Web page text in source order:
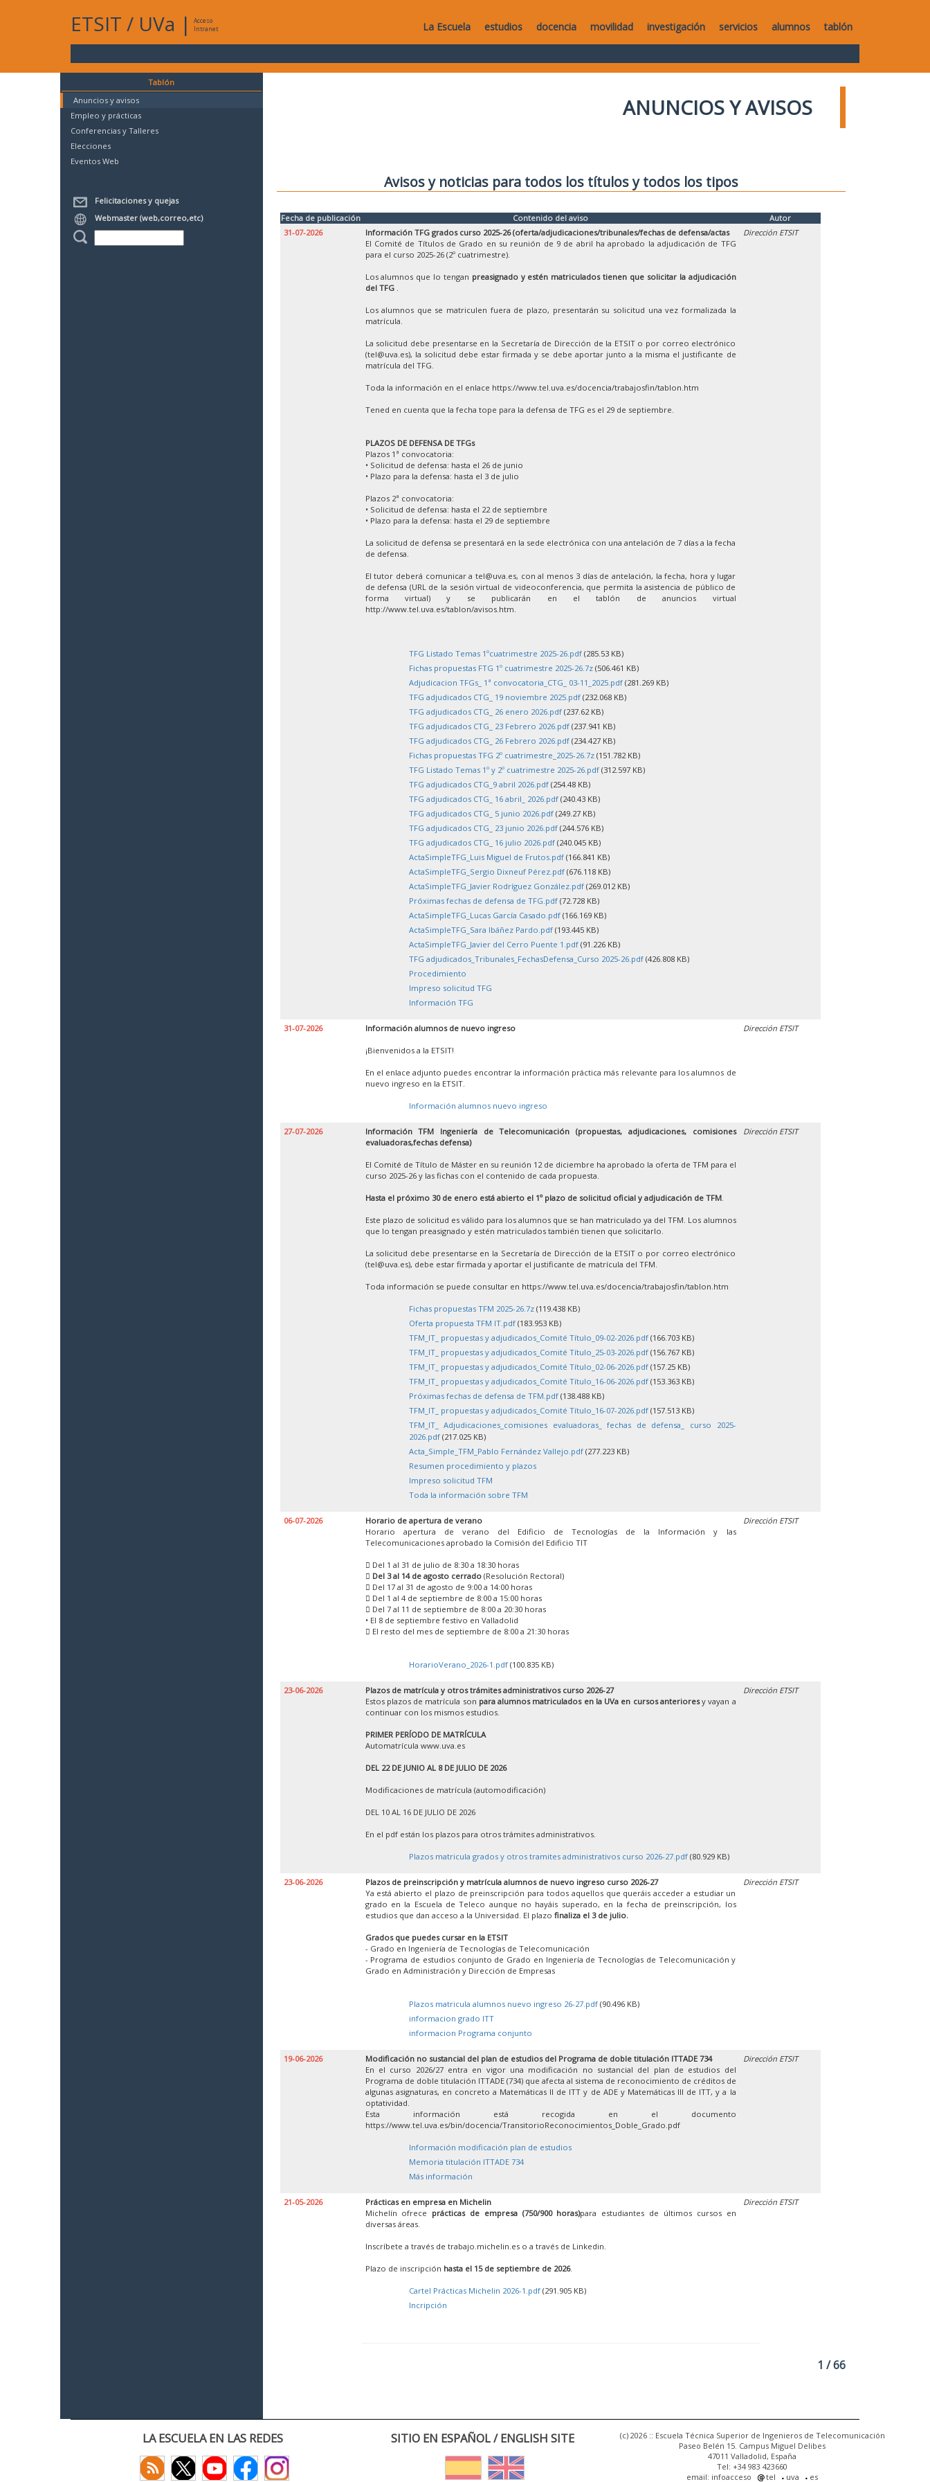
ETSIT / UVa |
Acceso
Intranet
La Escuela estudios docencia movilidad investigación servicios alumnos tablón
Tablón
Anuncios y avisos
Empleo y prácticas
Conferencias y Talleres
Elecciones
Eventos Web
Felicitaciones y quejas
Webmaster (web,correo,etc)
ANUNCIOS Y AVISOS
Avisos y noticias para todos los títulos y todos los tipos
Fecha de publicación Contenido del aviso
Autor
31-07-2026
Información TFG grados curso 2025-26 (oferta/adjudicaciones/tribunales/fechas de defensa/actas
El Comité de Títulos de Grado en su reunión de 9 de abril ha aprobado la adjudicación de TFG
para el curso 2025-26 (2º cuatrimestre).
Los alumnos que lo tengan preasignado y estén matriculados tienen que solicitar la adjudicación
del TFG
Los alumnos que se matriculen fuera de plazo, presentarán su solicitud una vez formalizada la
matrícula.
La solicitud debe presentarse en la Secretaría de Dirección de la ETSIT o por correo electrónico
(tel@uva.es), la solicitud debe estar firmada y se debe aportar junto a la misma el justificante de
matrícula del TFG.
Toda la información en el enlace https://www.tel.uva.es/docencia/trabajosfin/tablon.htm
Tened en cuenta que la fecha tope para la defensa de TFG es el 29 de septiembre.
PLAZOS DE DEFENSA DE TFGs
Plazos 1ª convocatoria:
• Solicitud de defensa: hasta el 26 de junio
• Plazo para la defensa: hasta el 3 de julio
Plazos 2ª convocatoria:
• Solicitud de defensa: hasta el 22 de septiembre
• Plazo para la defensa: hasta el 29 de septiembre
La solicitud de defensa se presentará en la sede electrónica con una antelación de 7 días a la fecha
de defensa.
El tutor deberá comunicar a tel@uva.es, con al menos 3 días de antelación, la fecha, hora y lugar
de defensa (URL de la sesión virtual de videoconferencia, que permita la asistencia de público de
forma virtual) y se publicarán en el tablón de anuncios virtual
http://www.tel.uva.es/tablon/avisos.htm.
TFG Listado Temas 1ºcuatrimestre 2025-26.pdf(285.53 KB)
Fichas propuestas FTG 1º cuatrimestre 2025-26.7z(506.461 KB)
Adjudicacion TFGs_ 1ª convocatoria_CTG_ 03-11_2025.pdf(281.269 KB)
TFG adjudicados CTG_ 19 noviembre 2025.pdf(232.068 KB)
TFG adjudicados CTG_ 26 enero 2026.pdf(237.62 KB)
TFG adjudicados CTG_ 23 Febrero 2026.pdf(237.941 KB)
TFG adjudicados CTG_ 26 Febrero 2026.pdf(234.427 KB)
Fichas propuestas TFG 2º cuatrimestre_2025-26.7z(151.782 KB)
TFG Listado Temas 1º y 2º cuatrimestre 2025-26.pdf(312.597 KB)
TFG adjudicados CTG_9 abril 2026.pdf(254.48 KB)
TFG adjudicados CTG_ 16 abril_ 2026.pdf(240.43 KB)
TFG adjudicados CTG_ 5 junio 2026.pdf(249.27 KB)
TFG adjudicados CTG_ 23 junio 2026.pdf(244.576 KB)
TFG adjudicados CTG_ 16 julio 2026.pdf(240.045 KB)
ActaSimpleTFG_Luis Miguel de Frutos.pdf(166.841 KB)
ActaSimpleTFG_Sergio Dixneuf Pérez.pdf(676.118 KB)
ActaSimpleTFG_Javier Rodríguez González.pdf(269.012 KB)
Próximas fechas de defensa de TFG.pdf(72.728 KB)
ActaSimpleTFG_Lucas García Casado.pdf(166.169 KB)
ActaSimpleTFG_Sara Ibáñez Pardo.pdf(193.445 KB)
ActaSimpleTFG_Javier del Cerro Puente 1.pdf(91.226 KB)
TFG adjudicados_Tribunales_FechasDefensa_Curso 2025-26.pdf(426.808 KB)
Procedimiento
Impreso solicitud TFG
Información TFG
Dirección ETSIT
31-07-2026 Información alumnos de nuevo ingreso
¡Bienvenidos a la ETSIT!
En el enlace adjunto puedes encontrar la información práctica más relevante para los alumnos de
nuevo ingreso en la ETSIT.
Información alumnos nuevo ingreso
Dirección ETSIT
27-07-2026
Información TFM Ingeniería de Telecomunicación (propuestas, adjudicaciones, comisiones
evaluadoras,fechas defensa)
El Comité de Título de Máster en su reunión 12 de diciembre ha aprobado la oferta de TFM para el
curso 2025-26 y las fichas con el contenido de cada propuesta.
Hasta el próximo 30 de enero está abierto el 1º plazo de solicitud oficial y adjudicación de TFM.
Este plazo de solicitud es válido para los alumnos que se han matriculado ya del TFM. Los alumnos
que lo tengan preasignado y estén matriculados también tienen que solicitarlo.
La solicitud debe presentarse en la Secretaría de Dirección de la ETSIT o por correo electrónico
(tel@uva.es), debe estar firmada y aportar el justificante de matrícula del TFM.
Toda información se puede consultar en https://www.tel.uva.es/docencia/trabajosfin/tablon.htm
Fichas propuestas TFM 2025-26.7z(119.438 KB)
Oferta propuesta TFM IT.pdf(183.953 KB)
TFM_IT_ propuestas y adjudicados_Comité Título_09-02-2026.pdf(166.703 KB)
TFM_IT_ propuestas y adjudicados_Comité Título_25-03-2026.pdf(156.767 KB)
TFM_IT_ propuestas y adjudicados_Comité Título_02-06-2026.pdf(157.25 KB)
TFM_IT_ propuestas y adjudicados_Comité Título_16-06-2026.pdf(153.363 KB)
Próximas fechas de defensa de TFM.pdf(138.488 KB)
TFM_IT_ propuestas y adjudicados_Comité Título_16-07-2026.pdf(157.513 KB)
TFM_IT_ Adjudicaciones_comisiones evaluadoras_ fechas de defensa_ curso 2025-
2026.pdf(217.025 KB)
Acta_Simple_TFM_Pablo Fernández Vallejo.pdf(277.223 KB)
Resumen procedimiento y plazos
Impreso solicitud TFM
Toda la información sobre TFM
Dirección ETSIT
06-07-2026
Horario de apertura de verano
Horario apertura de verano del Edificio de Tecnologías de la Información y las
Telecomunicaciones aprobado la Comisión del Edificio TIT
 Del 1 al 31 de julio de 8:30 a 18:30 horas
 Del 3 al 14 de agosto cerrado(Resolución Rectoral)
 Del 17 al 31 de agosto de 9:00 a 14:00 horas
 Del 1 al 4 de septiembre de 8:00 a 15:00 horas
 Del 7 al 11 de septiembre de 8:00 a 20:30 horas
• El 8 de septiembre festivo en Valladolid
 El resto del mes de septiembre de 8:00 a 21:30 horas
HorarioVerano_2026-1.pdf(100.835 KB)
Dirección ETSIT
23-06-2026
Plazos de matrícula y otros trámites administrativos curso 2026-27
Estos plazos de matrícula son para alumnos matriculados en la UVa en cursos anterioresy vayan a
continuar con los mismos estudios.
PRIMER PERÍODO DE MATRÍCULA
Automatrícula www.uva.es
DEL 22 DE JUNIO AL 8 DE JULIO DE 2026
Modificaciones de matrícula (automodificación)
DEL 10 AL 16 DE JULIO DE 2026
En el pdf están los plazos para otros trámites administrativos.
Plazos matricula grados y otros tramites administrativos curso 2026-27.pdf(80.929 KB)
Dirección ETSIT
23-06-2026
Plazos de preinscripción y matrícula alumnos de nuevo ingreso curso 2026-27
Ya está abierto el plazo de preinscripción para todos aquellos que queráis acceder a estudiar un
grado en la Escuela de Teleco aunque no hayáis superado, en la fecha de preinscripción, los
estudios que dan acceso a la Universidad. El plazo finaliza el 3 de julio.
Grados que puedes cursar en la ETSIT
- Grado en Ingeniería de Tecnologías de Telecomunicación
- Programa de estudios conjunto de Grado en Ingeniería de Tecnologías de Telecomunicación y
Grado en Administración y Dirección de Empresas
Plazos matricula alumnos nuevo ingreso 26-27.pdf(90.496 KB)
informacion grado ITT
informacion Programa conjunto
Dirección ETSIT
19-06-2026
Modificación no sustancial del plan de estudios del Programa de doble titulación ITTADE 734
En el curso 2026/27 entra en vigor una modificación no sustancial del plan de estudios del
Programa de doble titulación ITTADE (734) que afecta al sistema de reconocimiento de créditos de
algunas asignaturas, en concreto a Matemáticas II de ITT y de ADE y Matemáticas III de ITT, y a la
optatividad.
Esta información está recogida en el documento
https://www.tel.uva.es/bin/docencia/TransitorioReconocimientos_Doble_Grado.pdf
Información modificación plan de estudios
Memoria titulación ITTADE 734
Más información
Dirección ETSIT
21-05-2026
Prácticas en empresa en Michelin
Michelín ofrece prácticas de empresa (750/900 horas)para estudiantes de últimos cursos en
diversas áreas.
Inscríbete a través de trabajo.michelin.es o a través de Linkedin.
Plazo de inscripción hasta el 15 de septiembre de 2026.
Cartel Prácticas Michelin 2026-1.pdf(291.905 KB)
Incripción
Dirección ETSIT
1 / 66
LA ESCUELA EN LAS REDES SITIO EN ESPAÑOL / ENGLISH SITE
(c) 2026 :: Escuela Técnica Superior de Ingenieros de Telecomunicación
Paseo Belén 15. Campus Miguel Delibes
47011 Valladolid, España
Tel: +34 983 423660
email: infoacceso
tel uva es